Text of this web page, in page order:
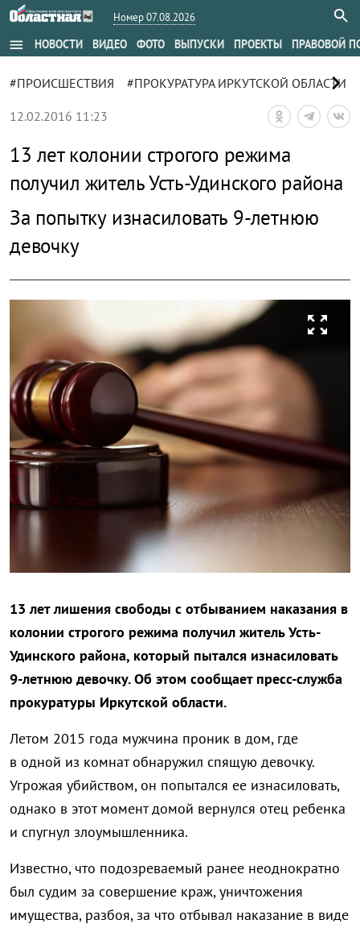
Номер 07.08.2026
menu НОВОСТИ ВИДЕО ФОТО ВЫПУСКИ ПРОЕКТЫ ПРАВОВОЙ
#ПРОИСШЕСТВИЯ #ПРОКУРАТУРА ИРКУТСКОЙ ОБЛАСТИ
chevron_right
12.02.2016 11:23
13 лет колонии строгого режима
получил житель Усть-Удинского района
За попытку изнасиловать 9-летнюю
девочку
zoom_out_map
13 лет лишения свободы с отбыванием наказания в
колонии строгого режима получил житель Усть-
Удинского района, который пытался изнасиловать
9-летнюю девочку. Об этом сообщает пресс-служба
прокуратуры Иркутской области.
Летом 2015 года мужчина проник в дом, где
в одной из комнат обнаружил спящую девочку.
Угрожая убийством, он попытался ее изнасиловать,
однако в этот момент домой вернулся отец ребенка
и спугнул злоумышленника.
Известно, что подозреваемый ранее неоднократно
был судим за совершение краж, уничтожения
имущества, разбоя, за что отбывал наказание в виде